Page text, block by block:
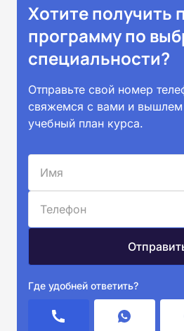
Хотите получить
программу по
специальности?
Отправьте свой номер
свяжемся с вами и
учебный план курса.
Где удобней ответить?